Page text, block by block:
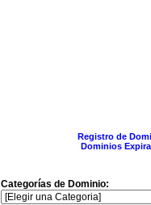
Registro de
Dominios
Categorías de Dominio: